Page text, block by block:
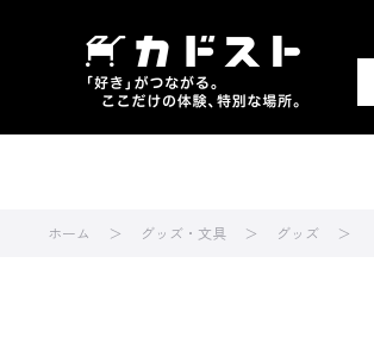
ホーム グッズ・文具 グッズ